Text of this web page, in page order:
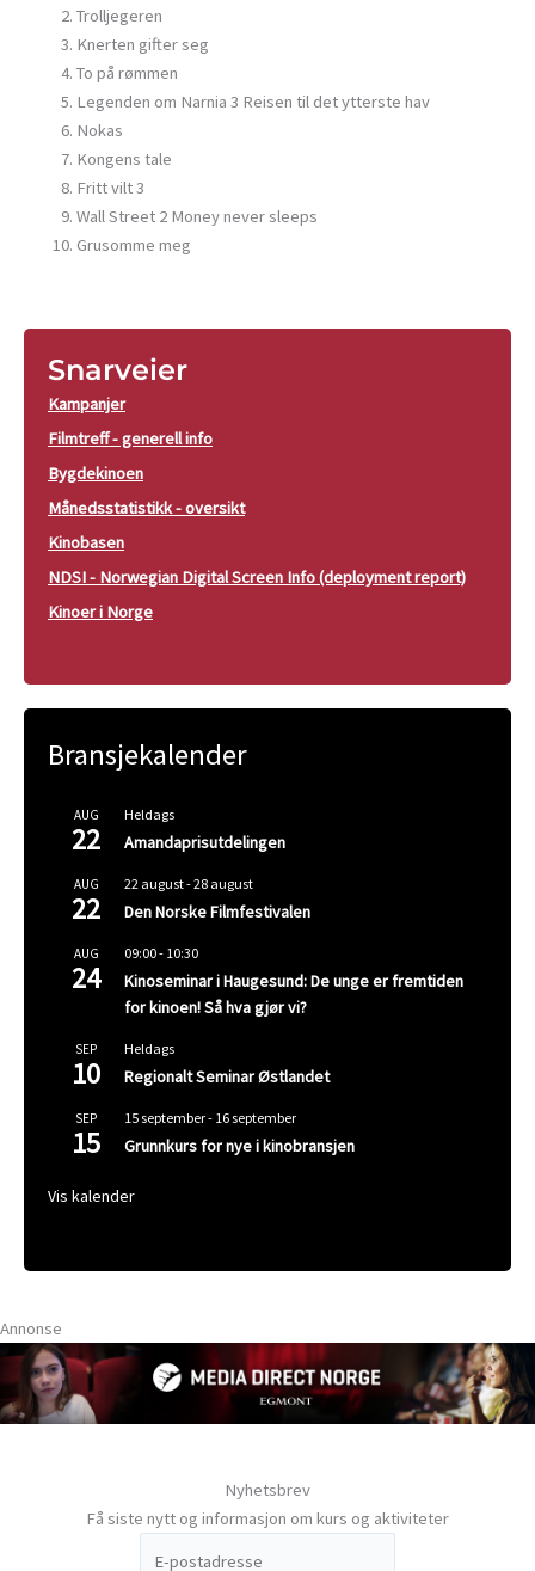
Trolljegeren
Knerten gifter seg
To på rømmen
Legenden om Narnia 3 Reisen til det ytterste hav
Nokas
Kongens tale
Fritt vilt 3
Wall Street 2 Money never sleeps
Grusomme meg
Snarveier
Kampanjer
Filmtreff - generell info
Bygdekinoen
Månedsstatistikk - oversikt
Kinobasen
NDSI - Norwegian Digital Screen Info (deployment report)
Kinoer i Norge
Bransjekalender
AUG
22
Heldags
Amandaprisutdelingen
AUG
22
22 august-28 august
Den Norske Filmfestivalen
AUG
24
09:00- 10:30
Kinoseminar i Haugesund: De unge er fremtiden
for kinoen! Så hva gjør vi?
SEP
10
Heldags
Regionalt Seminar Østlandet
SEP
15
15 september- 16 september
Grunnkurs for nye i kinobransjen
Vis kalender
Annonse
Nyhetsbrev
Få siste nytt og informasjon om kurs og aktiviteter